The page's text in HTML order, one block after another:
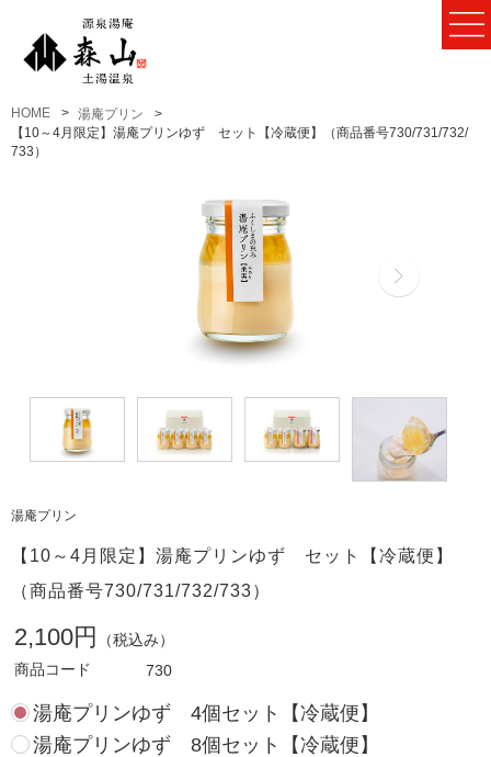
HOME
湯庵プリン
【10～4月限定】湯庵プリンゆず セット【冷蔵便】（商品番号730/731/732/
733）
湯庵プリン
【10～4月限定】湯庵プリンゆず セット【冷蔵便】
（商品番号730/731/732/733）
2,100円
（税込み）
商品コード
730
湯庵プリンゆず 4個セット【冷蔵便】
湯庵プリンゆず 8個セット【冷蔵便】